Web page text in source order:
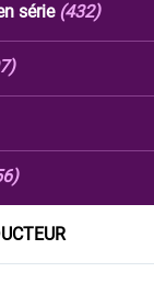
série (432)